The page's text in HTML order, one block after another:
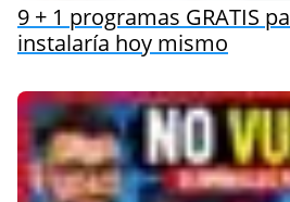
9 + 1 programas GRATIS
instalaría hoy mismo